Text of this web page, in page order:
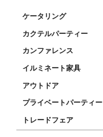
ケータリング
カクテルパーティー
カンファレンス
イルミネート家具
アウトドア
プライベートパーティー
トレードフェア